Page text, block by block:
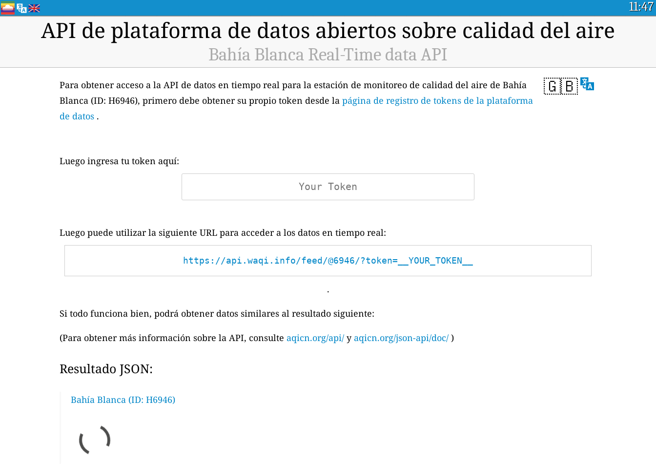
11:47
API de plataforma de datos abiertos sobre calidad del aire
Bahía Blanca Real-Time data API
🇬🇧
Para obtener acceso a la API de datos en tiempo real para la estación de monitoreo de calidad del aire de Bahía
Blanca (ID: H6946), primero debe obtener su propio token desde la página de registro de tokens de la plataforma
de datos .
Luego ingresa tu token aquí:
Luego puede utilizar la siguiente URL para acceder a los datos en tiempo real:
https://api.waqi.info/feed/@6946/?token=__YOUR_TOKEN__
.
Si todo funciona bien, podrá obtener datos similares al resultado siguiente:
(Para obtener más información sobre la API, consulte aqicn.org/api/ y aqicn.org/json-api/doc/ )
Resultado JSON:
Bahía Blanca (ID: H6946)